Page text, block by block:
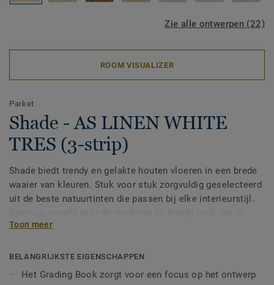
Zie alle ontwerpen (22)
ROOM VISUALIZER
Parket
Shade - AS LINEN WHITE
TRES (3-strip)
Shade biedt trendy en gelakte houten vloeren in een brede
waaier van kleuren. Stuk voor stuk zorgvuldig geselecteerd
uit de beste natuurtinten die passen bij elke interieurstijl.
natuur zelf voor u heeft voorzien.
Toon meer
BELANGRIJKSTE EIGENSCHAPPEN
Het Grading Book zorgt voor een focus op het ontwerp